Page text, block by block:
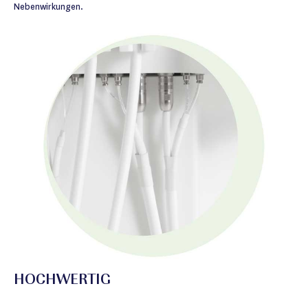
Nebenwirkungen.
HOCHWERTIG